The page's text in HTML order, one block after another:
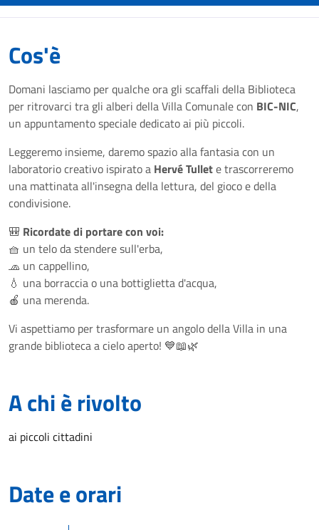
Cos'è
Domani lasciamo per qualche ora gli scaffali della Biblioteca
per ritrovarci tra gli alberi della Villa Comunale con BIC-NIC,
un appuntamento speciale dedicato ai più piccoli.
Leggeremo insieme, daremo spazio alla fantasia con un
laboratorio creativo ispirato a Hervé Tullete trascorreremo
una mattinata all'insegna della lettura, del gioco e della
condivisione.
🎒 Ricordate di portare con voi:
🧺 un telo da stendere sull'erba,
🧢 un cappellino,
💧 una borraccia o una bottiglietta d'acqua,
🍎 una merenda.
Vi aspettiamo per trasformare un angolo della Villa in una
grande biblioteca a cielo aperto! 💙📖🌿
A chi è rivolto
ai piccoli cittadini
Date e orari